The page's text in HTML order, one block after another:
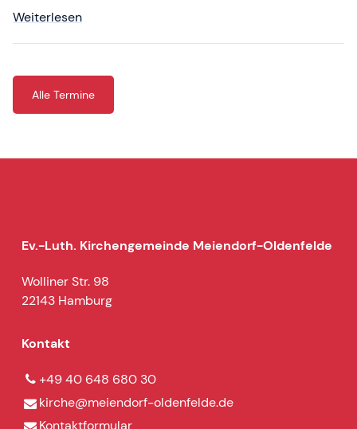
Weiterlesen
Alle Termine
Ev.-Luth. Kirchengemeinde Meiendorf-Oldenfelde
Wolliner Str. 98
22143 Hamburg
Kontakt
+49 40 648 680 30
kirche@​meiendorf-oldenfelde.​de
Kontaktformular